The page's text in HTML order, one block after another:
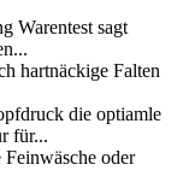
Warentest sagt
hartnäckige Falten
die optiamle
für...
oder